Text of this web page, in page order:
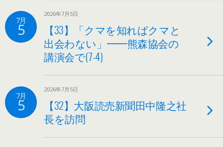
7月
5
2026年7月5日
【33】「クマを知ればクマと
出会わない」━━熊森協会の
講演会で(7-4)
7月
5
2026年7月5日
【32】大阪読売新聞田中隆之社
長を訪問